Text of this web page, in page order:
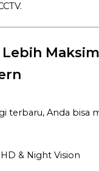
Lebih
terbaru, Anda bisa
& Night Vision